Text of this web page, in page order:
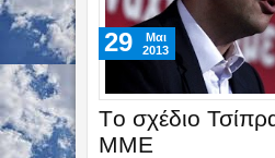
Τo σχέδιο
ΜΜΕ
29
Mαι
2013